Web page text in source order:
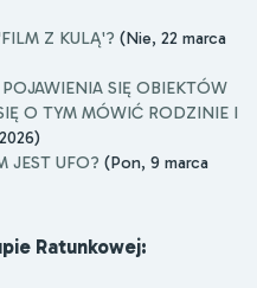
Z KULĄ'? (Nie, 22 marca
SIĘ OBIEKTÓW
O TYM MÓWIĆ RODZINIE I
JEST UFO? (Pon, 9 marca
Ratunkowej: